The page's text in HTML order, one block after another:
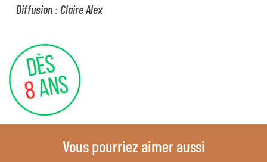
Diffusion : Claire Alex
Vous pourriez aimer aussi